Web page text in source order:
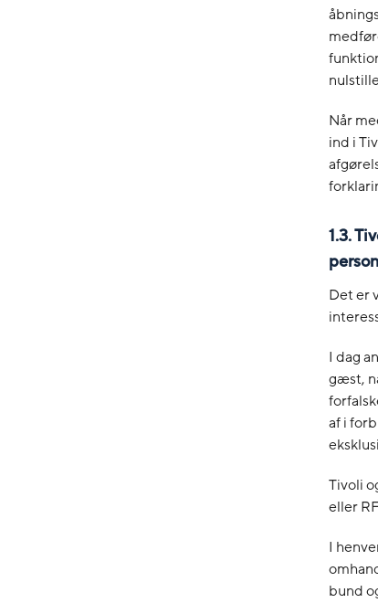
Når
ind i
1.3.
Det er
I dag
gæst,
af i
Tivoli
eller
I
bund